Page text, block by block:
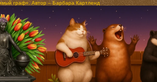
граф». Автор – Барбара Картленд